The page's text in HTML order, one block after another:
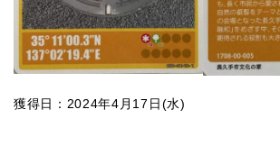
獲得日：2024年4月17日(水)